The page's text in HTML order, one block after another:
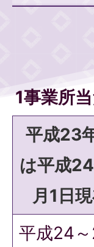
1事業所
平成23
は平成
月1日
平成24